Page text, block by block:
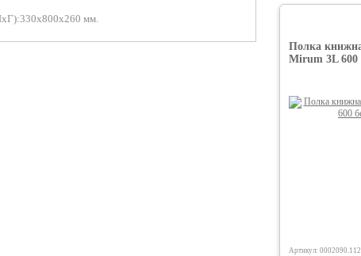
мм.
Полка
Mirum 3L 600
Артикул: 0002090.112